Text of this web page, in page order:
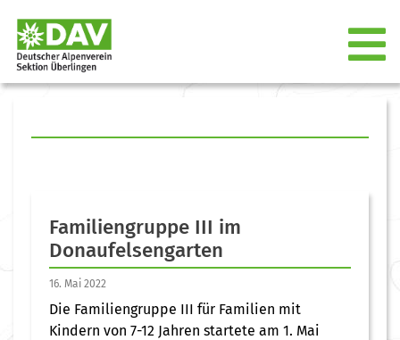
Familiengruppe III im
Donaufelsengarten
16. Mai 2022
Die Familiengruppe III für Familien mit
Kindern von 7-12 Jahren startete am 1. Mai